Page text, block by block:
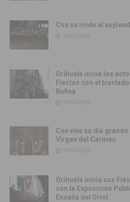
Cox se rinde al
18/07/2026
Orihuela inicia los
Fiestas con el
Rufina
18/07/2026
Cox vive su día
Virgen del Carmen
17/07/2026
Orihuela inicia sus
con la Exposición
Enseña del Oriol